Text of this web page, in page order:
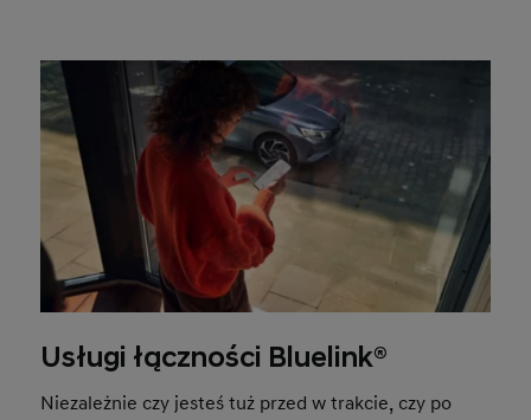
Usługi łączności Bluelink®
Niezależnie czy jesteś tuż przed w trakcie, czy po